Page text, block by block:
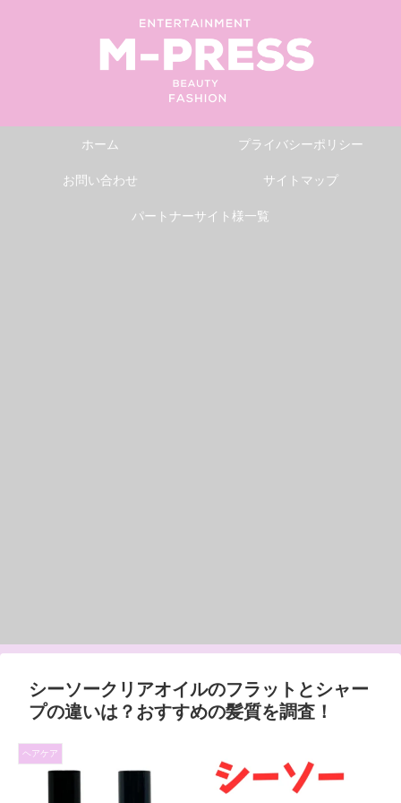
ホーム プライバシーポリシー
お問い合わせ サイトマップ
パートナーサイト様一覧
シーソークリアオイルのフラットとシャー
プの違いは？おすすめの髪質を調査！
ヘアケア